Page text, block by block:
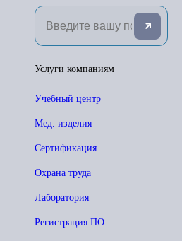
Услуги компаниям
Учебный центр
Мед. изделия
Сертификация
Охрана труда
Лаборатория
Регистрация ПО